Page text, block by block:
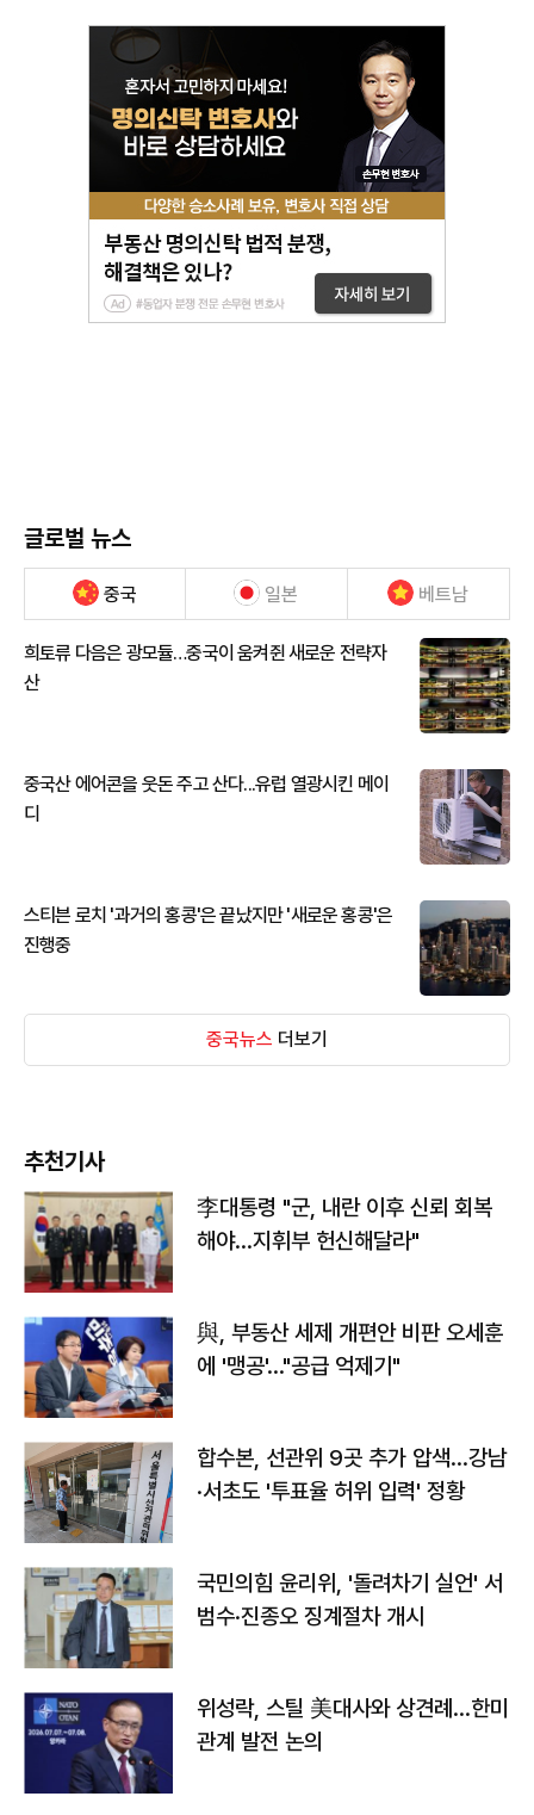
글로벌 뉴스
중국 일본 베트남
희토류 다음은 광모듈…중국이 움켜쥔 새로운 전략자
산
중국산 에어콘을 웃돈 주고 산다...유럽 열광시킨 메이
디
스티븐 로치 '과거의 홍콩'은 끝났지만 '새로운 홍콩'은
진행중
중국뉴스 더보기
추천기사
李대통령 "군, 내란 이후 신뢰 회복
해야…지휘부 헌신해달라"
與, 부동산 세제 개편안 비판 오세훈
에 '맹공'…"공급 억제기"
합수본, 선관위 9곳 추가 압색…강남
·서초도 '투표율 허위 입력' 정황
국민의힘 윤리위, '돌려차기 실언' 서
범수·진종오 징계절차 개시
위성락, 스틸 美대사와 상견례…한미
관계 발전 논의